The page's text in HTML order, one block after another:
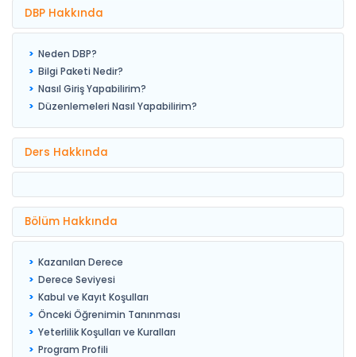
DBP Hakkında
Neden DBP?
Bilgi Paketi Nedir?
Nasıl Giriş Yapabilirim?
Düzenlemeleri Nasıl Yapabilirim?
Ders Hakkında
Bölüm Hakkında
Kazanılan Derece
Derece Seviyesi
Kabul ve Kayıt Koşulları
Önceki Öğrenimin Tanınması
Yeterlilik Koşulları ve Kuralları
Program Profili